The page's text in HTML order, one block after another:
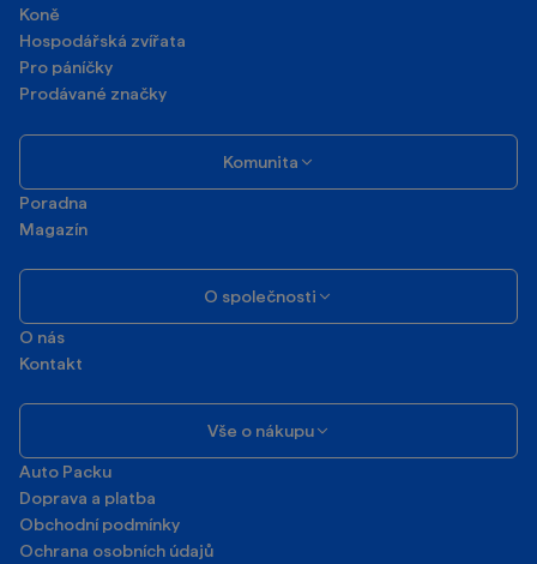
Koně
Hospodářská zvířata
Pro páníčky
Prodávané značky
Komunita
Poradna
Magazín
O společnosti
O nás
Kontakt
Vše o nákupu
Auto Packu
Doprava a platba
Obchodní podmínky
Ochrana osobních údajů